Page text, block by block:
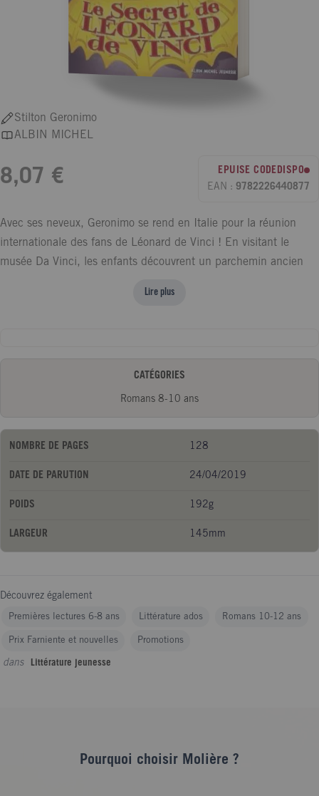
Stilton Geronimo
ALBIN MICHEL
8,07 €
EPUISE CODEDISPO
EAN : 9782226440877
Avec ses neveux, Geronimo se rend en Italie pour la réunion
internationale des fans de Léonard de Vinci ! En visitant le
musée Da Vinci, les enfants découvrent un parchemin ancien
d'une chasse aux trésors rocambolesque qui permettra aux fans
Lire plus
CATÉGORIES
Romans 8-10 ans
NOMBRE DE PAGES 128
DATE DE PARUTION 24/04/2019
POIDS 192g
LARGEUR 145mm
Découvrez également
Premières lectures 6-8 ans Littérature ados Romans 10-12 ans
Prix Farniente et nouvelles Promotions
dans Littérature jeunesse
Pourquoi choisir Molière ?